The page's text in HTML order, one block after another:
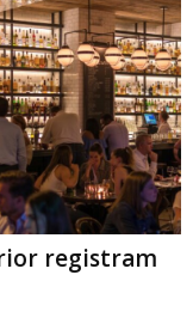
registram